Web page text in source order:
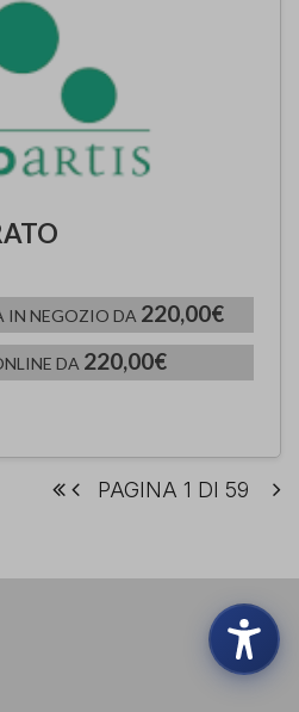
IN NEGOZIO DA 220,00€
DA 220,00€
PAGINA 1 DI 59